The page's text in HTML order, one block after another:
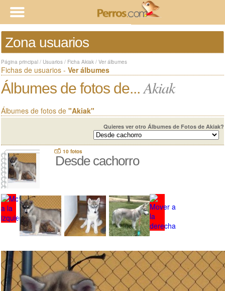
Zona usuarios
Página principal / Usuarios / Ficha Akiak / Ver álbumes
Fichas de usuarios - Ver álbumes
Álbumes de fotos de... Akiak
Álbumes de fotos de "Akiak"
Quieres ver otro Álbumes de Fotos de Akiak?
10 fotos
Desde cachorro